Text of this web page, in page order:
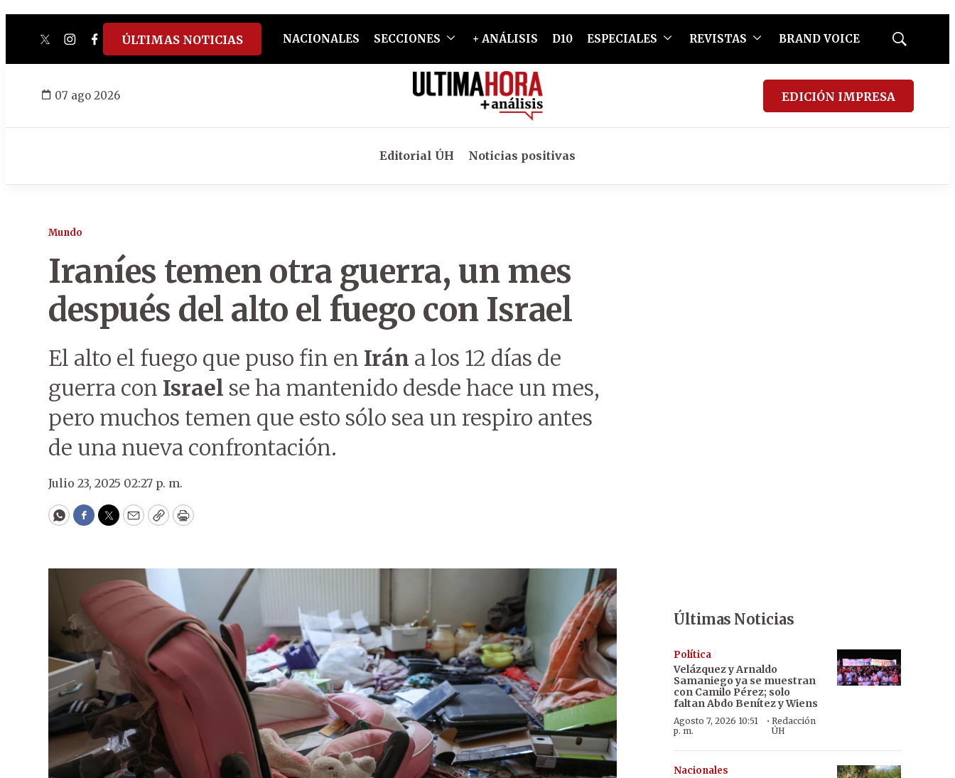
twitterinstagram
facebook
tiktokyoutube
spotify
ÚLTIMAS NOTICIAS NACIONALES SECCIONES + ANÁLISIS D10 ESPECIALES REVISTAS BRAND VOICE
Mostrar
07 ago 2026 EDICIÓN IMPRESA
Editorial ÚH Noticias positivas
Mundo
Iraníes temen otra guerra, un mes
después del alto el fuego con Israel
El alto el fuego que puso fin en Irán a los 12 días de
guerra con Israel se ha mantenido desde hace un mes,
pero muchos temen que esto sólo sea un respiro antes
de una nueva confrontación.
Julio 23, 2025 02:27 p. m.
WhatsApp
Facebook
Twitter
EmailCopyPrint
Últimas Noticias
Política
Velázquez y Arnaldo
Samaniego ya se muestran
con Camilo Pérez; solo
faltan Abdo Benítez y Wiens
Agosto 7, 2026 10:51
p. m.
·Redacción
ÚH
Nacionales